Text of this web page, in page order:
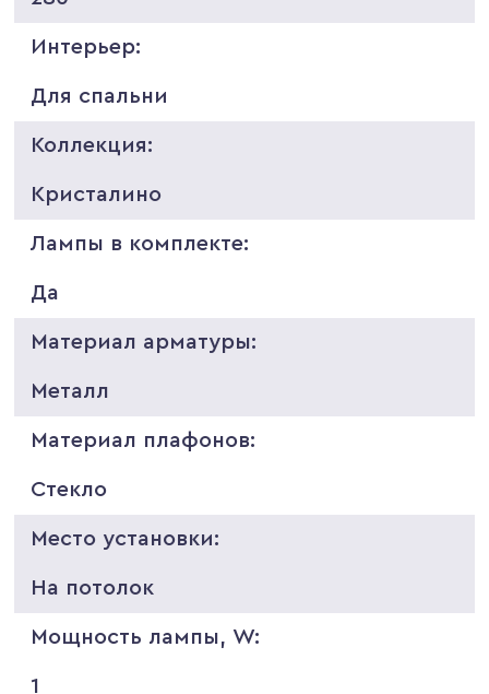
Интерьер:
Для спальни
Коллекция:
Кристалино
Лампы в комплекте:
Да
Материал арматуры:
Металл
Материал плафонов:
Стекло
Место установки:
На потолок
Мощность лампы, W:
1